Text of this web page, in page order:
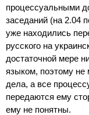
процессуальными
заседаний (на 2.04
уже находились
русского на
достаточной мере
языком, поэтому не
дела, а все
передаются ему
ему не понятны.